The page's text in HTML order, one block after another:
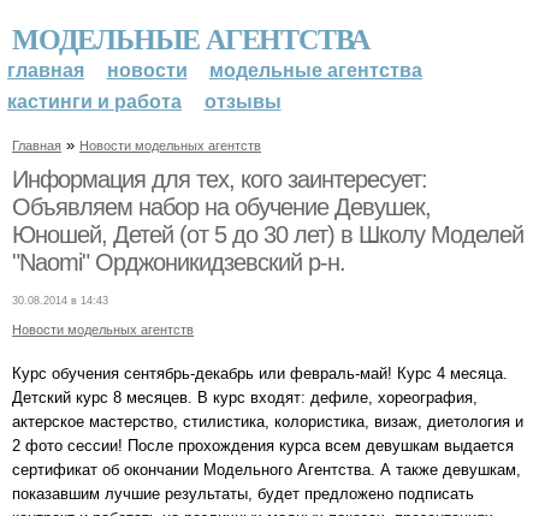
МОДЕЛЬНЫЕ АГЕНТСТВА
главная новости
модельные агентства
кастинги и работа
отзывы
Главная » Новости модельных агентств
Информация для тех, кого заинтересует:
Объявляем набор на обучение Девушек,
Юношей, Детей (от 5 до 30 лет) в Школу Моделей
"Naomi" Орджоникидзевский р-н.
30.08.2014 в 14:43
Новости модельных агентств
Курс обучения сентябрь-декабрь или февраль-май! Курс 4 месяца.
Детский курс 8 месяцев. В курс входят: дефиле, хореография,
актерское мастерство, стилистика, колористика, визаж, диетология и
2 фото сессии! После прохождения курса всем девушкам выдается
сертификат об окончании Модельного Агентства. А также девушкам,
показавшим лучшие результаты, будет предложено подписать